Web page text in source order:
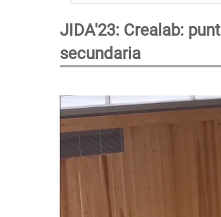
JIDA'23: Crealab:
secundaria